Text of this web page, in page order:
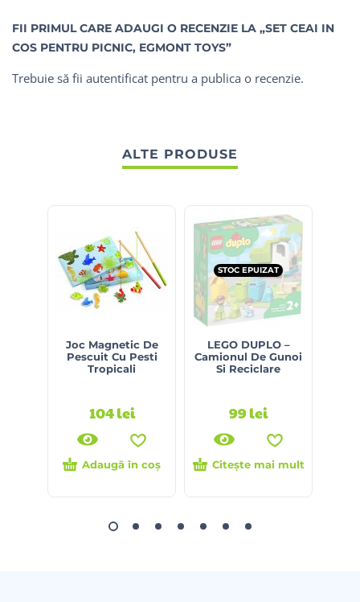
FII PRIMUL CARE ADAUGI O RECENZIE LA „SET CEAI IN
COS PENTRU PICNIC, EGMONT TOYS”
Trebuie să fii autentificat pentru a publica o recenzie.
ALTE PRODUSE
Joc Magnetic De
Pescuit Cu Pesti
Tropicali
104lei
Adaugă în coș
STOC EPUIZAT
LEGO DUPLO –
Camionul De Gunoi
Si Reciclare
99lei
Citește mai mult